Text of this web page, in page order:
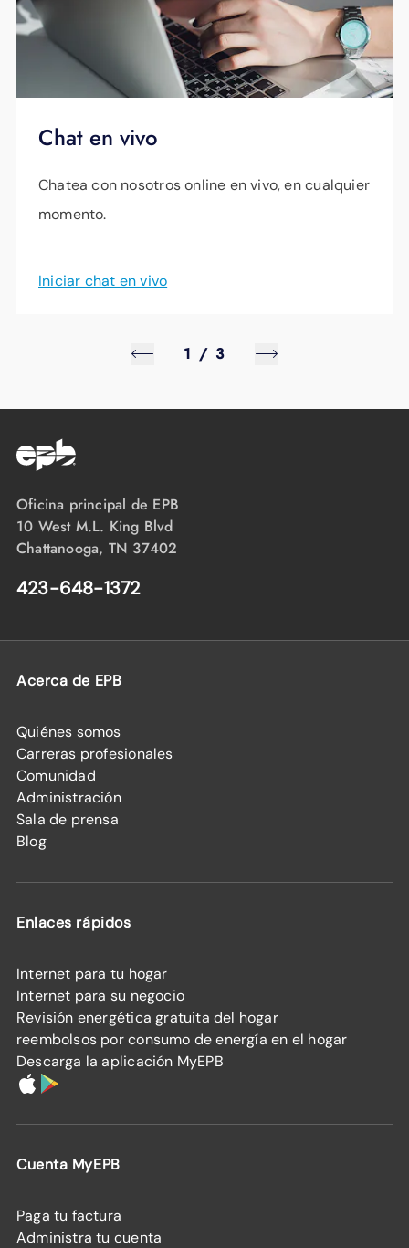
Chat en vivo
Chatea con nosotros online en vivo, en cualquier
momento.
Iniciar chat en vivo
1 / 3
Oficina principal de EPB
10 West M.L. King Blvd
Chattanooga, TN 37402
423-648-1372
Acerca de EPB
Quiénes somos
Carreras profesionales
Comunidad
Administración
Sala de prensa
Blog
Enlaces rápidos
Internet para tu hogar
Internet para su negocio
Revisión energética gratuita del hogar
reembolsos por consumo de energía en el hogar
Descarga la aplicación MyEPB
Cuenta MyEPB
Paga tu factura
Administra tu cuenta